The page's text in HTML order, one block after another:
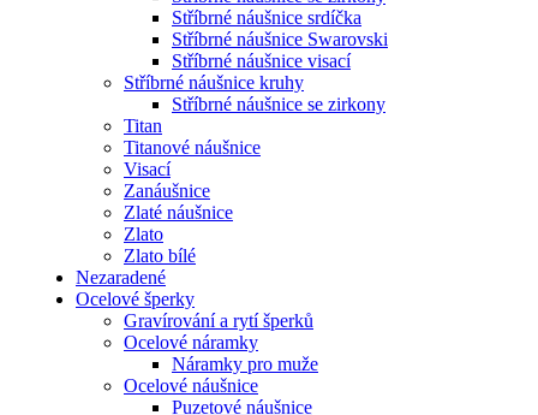
Stříbrné náušnice srdíčka
Stříbrné náušnice Swarovski
Stříbrné náušnice visací
Stříbrné náušnice kruhy
Stříbrné náušnice se zirkony
Titan
Titanové náušnice
Visací
Zanáušnice
Zlaté náušnice
Zlato
Zlato bílé
Nezaradené
Ocelové šperky
Gravírování a rytí šperků
Ocelové náramky
Náramky pro muže
Ocelové náušnice
Puzetové náušnice